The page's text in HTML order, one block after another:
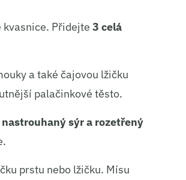
Přidejte 3 celá
a také čajovou lžičku
palačinkové těsto.
sýr a rozetřený
prstu nebo lžičku. Mísu